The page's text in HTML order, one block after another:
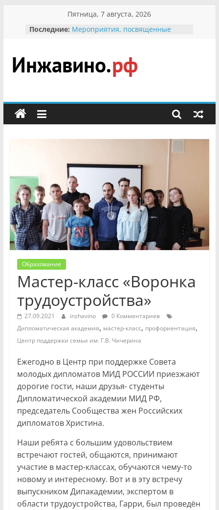
содержимому
Пятница, 7 августа, 2026
Последние: заповедника родились крапчатые
Международному Дню семьи
Присвоение звания «Почётный
Отечественной, фронтовичке
Ученики приняли участие в
Инжавино.рф
сельский
портал
Образование
Мастер-класс «Воронка
трудоустройства»
27.09.2021 inzhavino
0 Комментариев
Дипломатическая академия, мастер-класс, профориентация,
Центр поддержки семьи им. Г.В. Чичерина
Ежегодно в Центр при поддержке Совета
молодых дипломатов МИД РОССИИ приезжают
дорогие гости, наши друзья- студенты
Дипломатической академии МИД РФ,
председатель Сообщества жен Российских
дипломатов Христина.
Наши ребята с большим удовольствием
встречают гостей, общаются, принимают
участие в мастер-классах, обучаются чему-то
новому и интересному. Вот и в эту встречу
выпускником Дипакадемии, экспертом в
области трудоустройства, Гарри, был проведён